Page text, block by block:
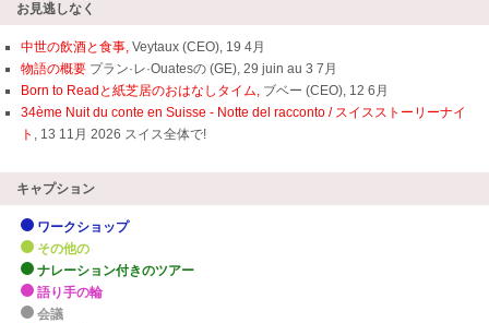
お見逃しなく
中世の飲酒と食事, Veytaux (CEO), 19 4月
物語の概要 プラン·レ·Ouatesの (GE), 29 juin au 3 7月
Born to Readと紙芝居のおはなしタイム, ブベー (CEO), 12 6月
34ème Nuit du conte en Suisse - Notte del racconto / スイスストーリーナイ
ト , 13 11月 2026 スイス全体で!
キャプション
ワークショップ
その他の
ナレーション付きのツアー
語り手の輪
会議